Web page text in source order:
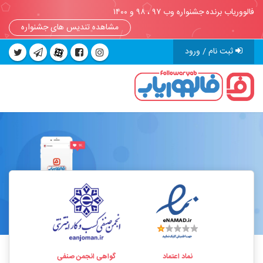
فالووریاب برنده جشنواره وب ۹۷ ، ۹۸ و ۱۴۰۰
مشاهده تندیس های جشنواره
ثبت نام / ورود
نماد اعتماد گواهی انجمن صنفی